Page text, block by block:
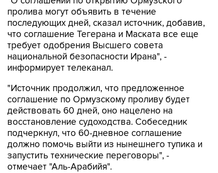
пролива могут объявить в течение
последующих дней, сказал источник, добавив,
что соглашение Тегерана и Маската все еще
требует одобрения Высшего совета
национальной безопасности Ирана", -
информирует телеканал.
"Источник продолжил, что предложенное
соглашение по Ормузскому проливу будет
действовать 60 дней, оно нацелено на
восстановление судоходства. Собеседник
подчеркнул, что 60-дневное соглашение
должно помочь выйти из нынешнего тупика и
запустить технические переговоры", -
отмечает "Аль-Арабийя".